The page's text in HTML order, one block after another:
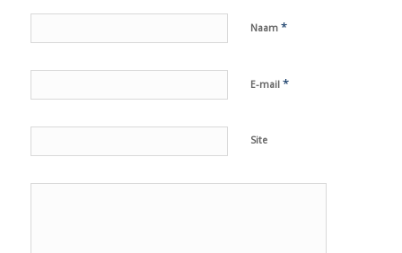
Naam *
E-mail *
Site